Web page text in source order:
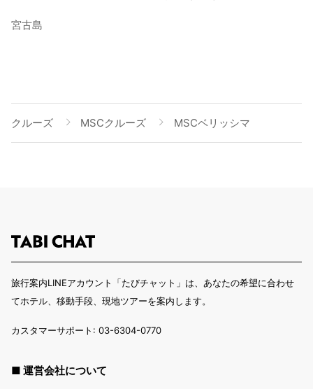
宮古島
クルーズ MSCクルーズ MSCベリッシマ
旅行案内LINEアカウント「たびチャット」は、あなたの希望に合わせ
てホテル、移動手段、現地ツアーを案内します。
カスタマーサポート: 03-6304-0770
■ 運営会社について